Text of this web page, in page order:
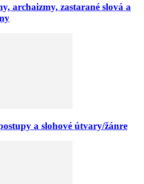
archaizmy, zastarané slová a
a slohové útvary/žánre